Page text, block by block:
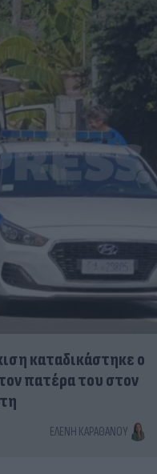
καταδικάστηκε ο
πατέρα του στον
ΕΛΈΝΗ ΚΑΡΑΘΆΝΟΥ